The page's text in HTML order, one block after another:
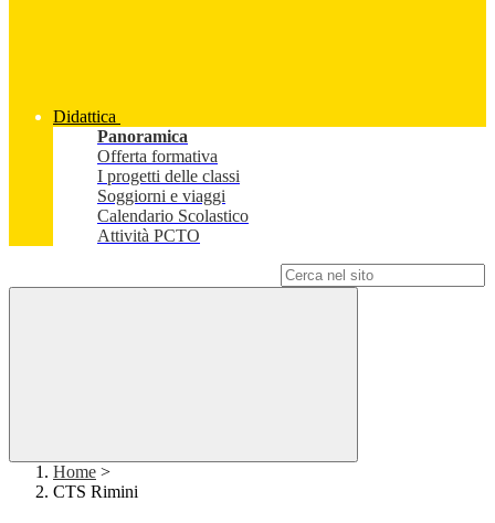
Didattica
Panoramica
Offerta formativa
I progetti delle classi
Soggiorni e viaggi
Calendario Scolastico
Attività PCTO
Home >
CTS Rimini